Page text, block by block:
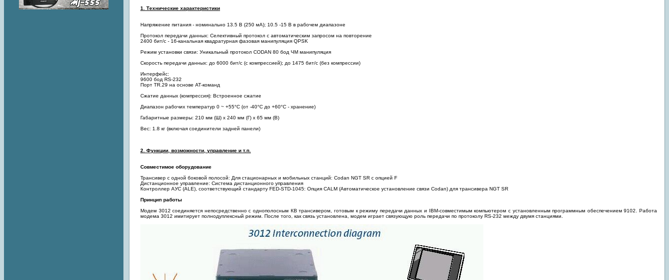
1. Технические характеристики
Напряжение питания - номинально 13.5 В (250 мА); 10.5 -15 В в рабочем диапазоне
Протокол передачи данных: Селективный протокол с автоматическим запросом на повторение
2400 бит/с - 16-канальная квадратурная фазовая манипуляция QPSK
Режим установки связи: Уникальный протокол CODAN 80 бод ЧМ манипуляция
Скорость передачи данных: до 6000 бит/с (с компрессией); до 1475 бит/с (без компрессии)
Интерфейс:
9600 бод RS-232
Порт TR.29 на основе АТ-команд
Сжатие данных (компрессия): Встроенное сжатие
Диапазон рабочих температур 0 ~ +55°С (от -40°С до +60°С - хранение)
Габаритные размеры: 210 мм (Ш) х 240 мм (Г) х 65 мм (В)
Вес: 1.8 кг (включая соединители задней панели)
2. Функции, возможности, управление и т.п.
Cовместимое оборудование
Трансивер с одной боковой полосой: Для стационарных и мобильных станций: Codan NGT SR с опцией F
Дистанционное управление: Система дистанционного управления
Контроллер АУС (ALE), соответствующий стандарту FED-STD-1045: Опция CALM (Автоматическое установление связи Codan) для трансивера NGT SR
Принцип работы
Модем 3012 соединяется непосредственно с однополосным КВ трансивером, готовым к режиму передачи данных и IBM-cовместимым компьютером с установленным программным обеспечением 9102. Работа
модема 3012 имитирует полнодуплексный режим. После того, как связь установлена, модем играет связующую роль передачи по протоколу RS-232 между двумя станциями.